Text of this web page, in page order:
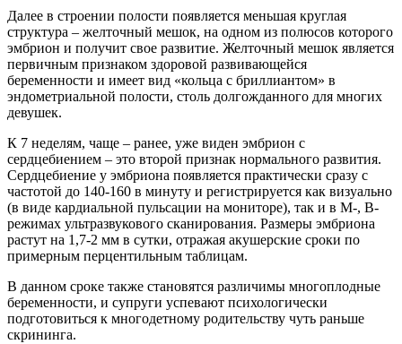
Далее в строении полости появляется меньшая круглая
структура – желточный мешок, на одном из полюсов которого
эмбрион и получит свое развитие. Желточный мешок является
первичным признаком здоровой развивающейся
беременности и имеет вид «кольца с бриллиантом» в
эндометриальной полости, столь долгожданного для многих
девушек.
К 7 неделям, чаще – ранее, уже виден эмбрион с
сердцебиением – это второй признак нормального развития.
Сердцебиение у эмбриона появляется практически сразу с
частотой до 140-160 в минуту и регистрируется как визуально
(в виде кардиальной пульсации на мониторе), так и в М-, В-
режимах ультразвукового сканирования. Размеры эмбриона
растут на 1,7-2 мм в сутки, отражая акушерские сроки по
примерным перцентильным таблицам.
В данном сроке также становятся различимы многоплодные
беременности, и супруги успевают психологически
подготовиться к многодетному родительству чуть раньше
скрининга.